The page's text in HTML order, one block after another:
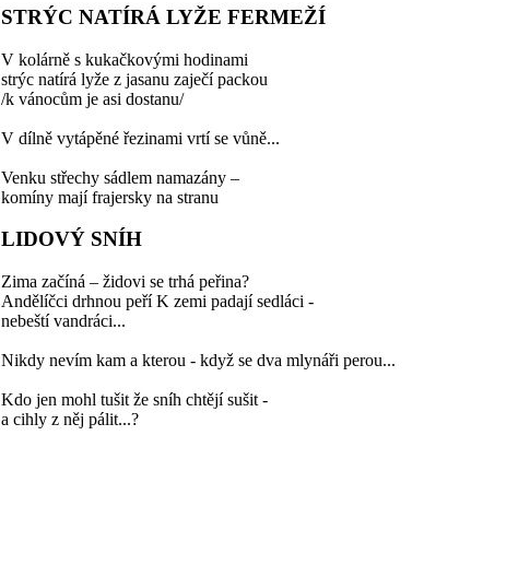
STRÝC NATÍRÁ LYŽE FERMEŽÍ
V kolárně s kukačkovými hodinami
strýc natírá lyže z jasanu zaječí packou
/k vánocům je asi dostanu/
V dílně vytápěné řezinami vrtí se vůně...
Venku střechy sádlem namazány –
komíny mají frajersky na stranu
LIDOVÝ SNÍH
Zima začíná – židovi se trhá peřina?
Andělíčci drhnou peří K zemi padají sedláci -
nebeští vandráci...
Nikdy nevím kam a kterou - když se dva mlynáři perou...
Kdo jen mohl tušit že sníh chtějí sušit -
a cihly z něj pálit...?